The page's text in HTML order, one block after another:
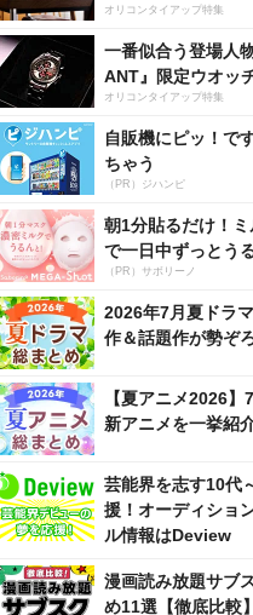
オリコンタイアップ特集
一番似合う登場人
ANT』限定ウオッ
オリコンタイアップ特集
自販機にピッ！で
ちゃう
（PR）ジハンピ
朝1分貼るだけ！
で一日中ずっとう
（PR）サボリーノ
2026年7月夏ドラ
作＆話題作が勢ぞ
【夏アニメ2026】
新アニメを一挙紹
芸能界を志す10代
援！オーディショ
ル情報はDeview
漫画読み放題サブ
め11選【徹底比較】